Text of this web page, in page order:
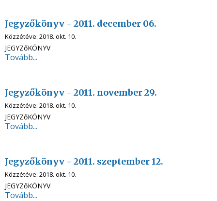
Jegyzőkönyv - 2011. december 06.
Közzétéve: 2018. okt. 10.
JEGYZőKÖNYV
Tovább...
Jegyzőkönyv - 2011. november 29.
Közzétéve: 2018. okt. 10.
JEGYZőKÖNYV
Tovább...
Jegyzőkönyv - 2011. szeptember 12.
Közzétéve: 2018. okt. 10.
JEGYZőKÖNYV
Tovább...